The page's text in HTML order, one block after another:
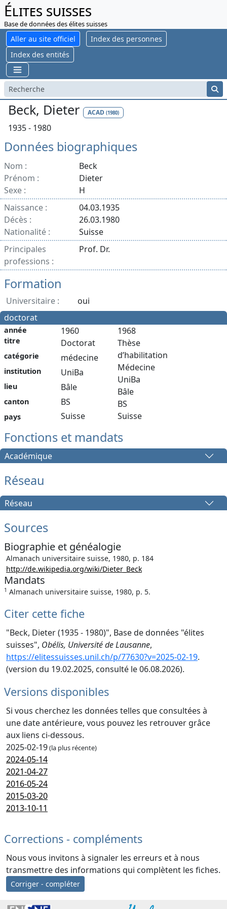
Élites suisses
Base de données des élites suisses
Aller au site officiel
Index des personnes
Index des entités
Beck, Dieter ACAD (1980)
1935 - 1980
Données biographiques
Nom :
Beck
Prénom :
Dieter
Sexe :
H
Naissance :
04.03.1935
Décès :
26.03.1980
Nationalité :
Suisse
Principales
professions :
Prof. Dr.
Formation
Universitaire :
oui
doctorat
année
titre
catégorie
institution
lieu
canton
pays
1960
Doctorat
médecine
UniBa
Bâle
BS
Suisse
1968
Thèse
d’habilitation
Médecine
UniBa
Bâle
BS
Suisse
Fonctions et mandats
Académique
Réseau
Réseau
Sources
Biographie et généalogie
Almanach universitaire suisse, 1980, p. 184
http://de.wikipedia.org/wiki/Dieter_Beck
Mandats
1 Almanach universitaire suisse, 1980, p. 5.
Citer cette fiche
"Beck, Dieter (1935 - 1980)", Base de données "élites
suisses", Obélis, Université de Lausanne,
https://elitessuisses.unil.ch/p/77630?v=2025-02-19.
(version du 19.02.2025, consulté le 06.08.2026).
Versions disponibles
Si vous cherchez les données telles que consultées à
une date antérieure, vous pouvez les retrouver grâce
aux liens ci-dessous.
2025-02-19(la plus récente)
2024-05-14
2021-04-27
2016-05-24
2015-03-20
2013-10-11
Corrections - compléments
Nous vous invitons à signaler les erreurs et à nous
transmettre des informations qui complètent les fiches.
Corriger - compléter